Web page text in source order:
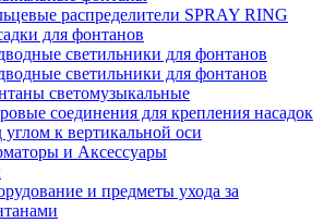
распределители SPRAY RING
для фонтанов
светильники для фонтанов
светильники для фонтанов
светомузыкальные
соединения для крепления насадок
углом к вертикальной оси
и Аксессуары
и предметы ухода за